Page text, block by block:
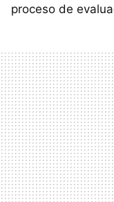
proceso de